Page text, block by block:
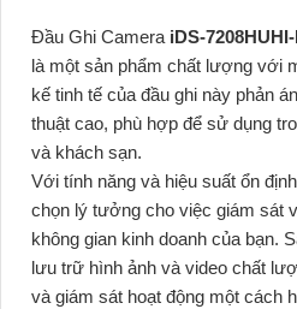
Đầu Ghi Camera iDS-
là một sản phẩm chất lượng với
kế tinh tế của đầu ghi này phản
thuật cao, phù hợp để sử dụng
và khách sạn.
Với tính năng và hiệu suất ổn
chọn lý tưởng cho việc giám sát
không gian kinh doanh của bạn.
lưu trữ hình ảnh và video chất
và giám sát hoạt động một cách